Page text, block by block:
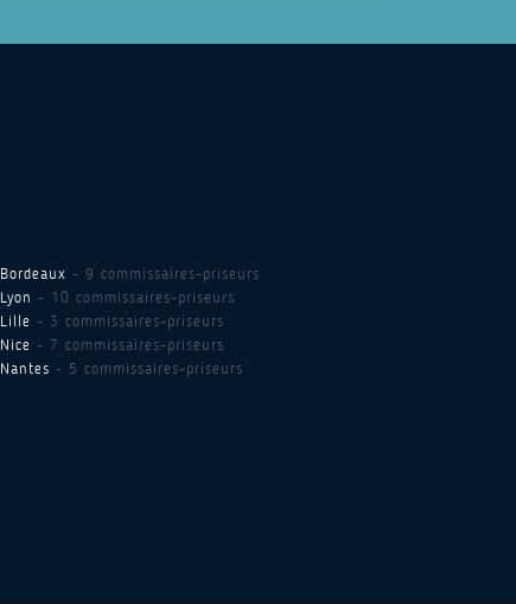
Bordeaux - 9 commissaires-priseurs
Lyon - 10 commissaires-priseurs
Lille - 3 commissaires-priseurs
Nice - 7 commissaires-priseurs
Nantes - 5 commissaires-priseurs